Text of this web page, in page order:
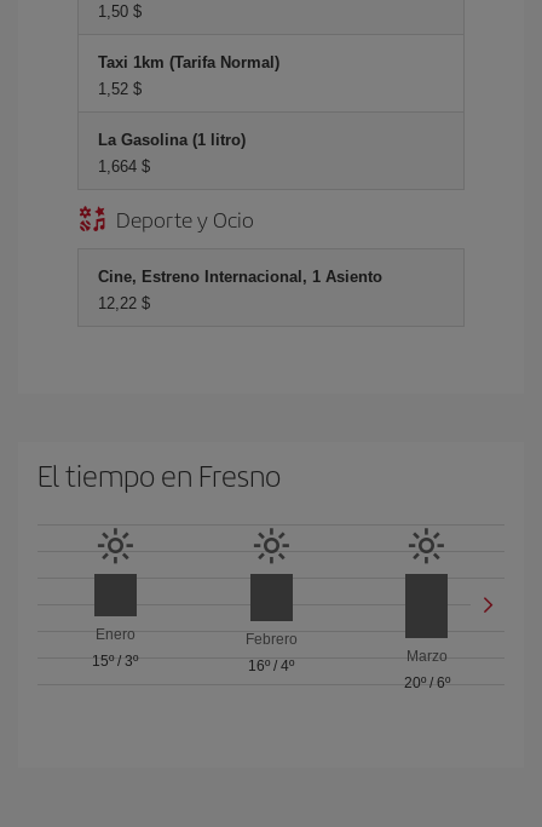
1,50 $
Taxi 1km (Tarifa Normal)
1,52 $
La Gasolina (1 litro)
1,664 $
Deporte y Ocio
Cine, Estreno Internacional, 1 Asiento
12,22 $
El tiempo en Fresno
Enero
15º/3º
Febrero
16º / 4º
Marzo
20º/ 6º